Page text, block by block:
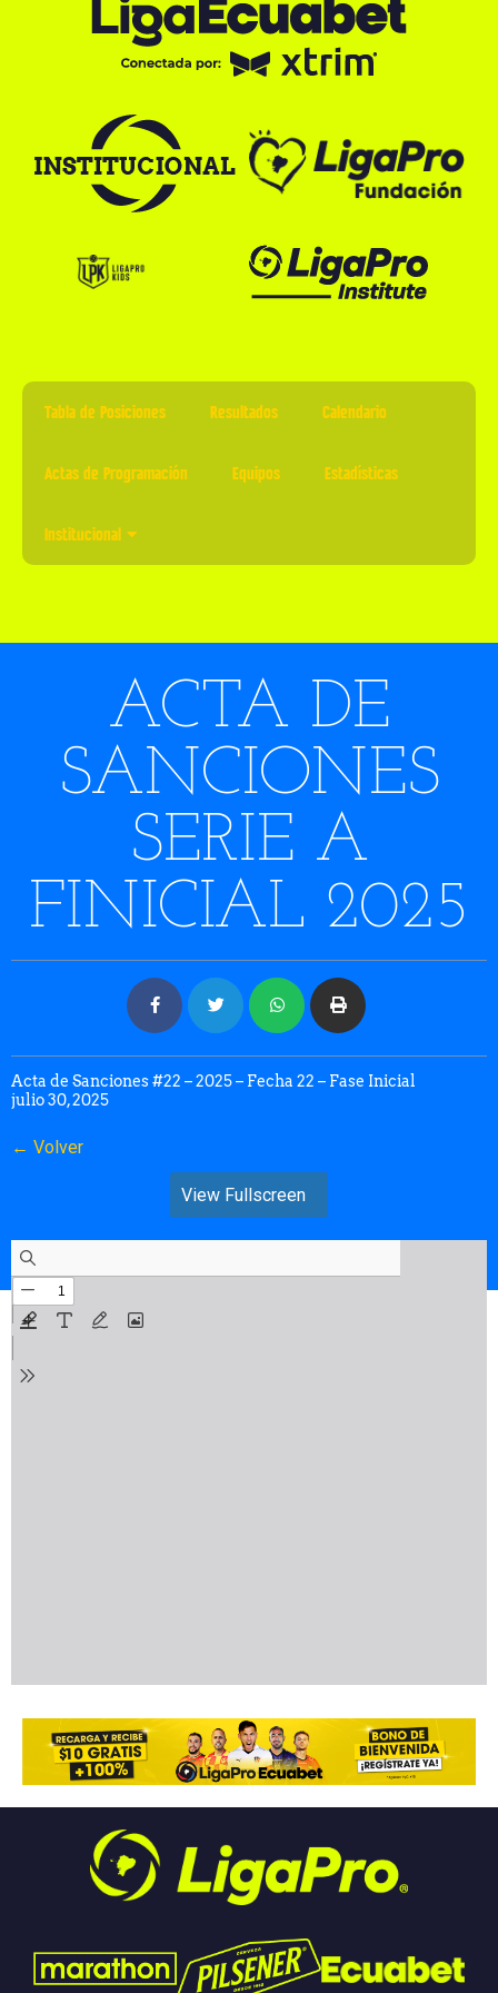
Tabla de Posiciones Resultados Calendario
Actas de Programación Equipos Estadísticas
Institucional
ACTA DE
SANCIONES
SERIE A
FINICIAL 2025
Acta de Sanciones #22 – 2025 – Fecha 22 – Fase Inicial
julio 30, 2025
← Volver
View Fullscreen